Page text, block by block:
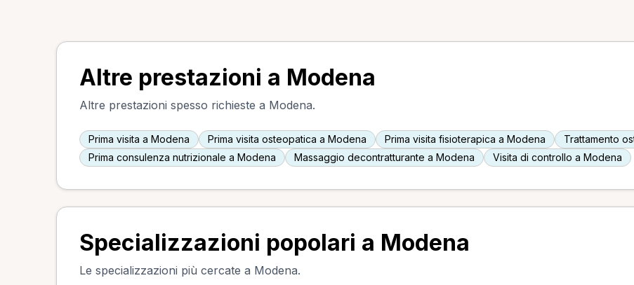
Altre prestazioni a Modena
Altre prestazioni spesso richieste a Modena.
Prima visita a Modena Prima visita osteopatica a Modena Prima visita fisioterapica a Modena
Trattamento
Prima consulenza nutrizionale a Modena
Massaggio decontratturante a Modena Visita di controllo a Modena
Specializzazioni popolari a Modena
Le specializzazioni più cercate a Modena.